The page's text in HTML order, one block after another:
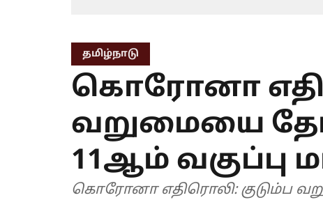
தமிழ்நாடு
கொரோனா
வறுமையை
11ஆம்
கொரோனா எதிரொலி: குடும்ப